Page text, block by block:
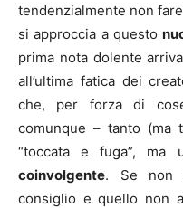
tendenzialmente non
si approccia a questo
prima nota dolente
all’ultima fatica dei
che, per forza di
comunque – tanto (ma
“toccata e fuga”, ma
coinvolgente. Se non
consiglio e quello non